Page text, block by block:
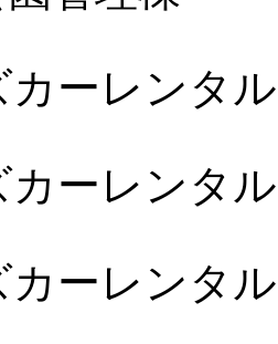
カーレンタル
カーレンタル
カーレンタル